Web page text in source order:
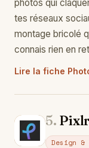
photos qui
tes réseaux
montage bricolé
connais rien en
Lire la fiche
Pi
5. Pixlr
Design &